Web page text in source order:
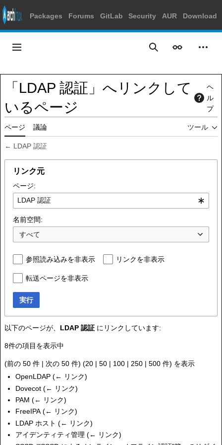
Packages Forums GitLab Security AUR Download
キ
ッ
プ
メインメニュー 検索 表示 個人
「LDAP 認証」へリンクして
いるページ
ヘ
ル
プ
ページ 議論 ツール
← LDAP 認証
リンク元
ページ:
名前空間:
すべて
参照読み込みを非表示 リンクを非表示
転送ページを非表示
実行
以下のページが、 LDAP 認証 にリンクしています:
8件の項目を表示中
(前の 50 件 | 次の 50 件) (20 | 50 | 100 | 250 | 500 件) を表示
OpenLDAP (← リンク)
Dovecot (← リンク)
PAM (← リンク)
FreeIPA (← リンク)
LDAP ホスト (← リンク)
アイデンティティ管理 (← リンク)